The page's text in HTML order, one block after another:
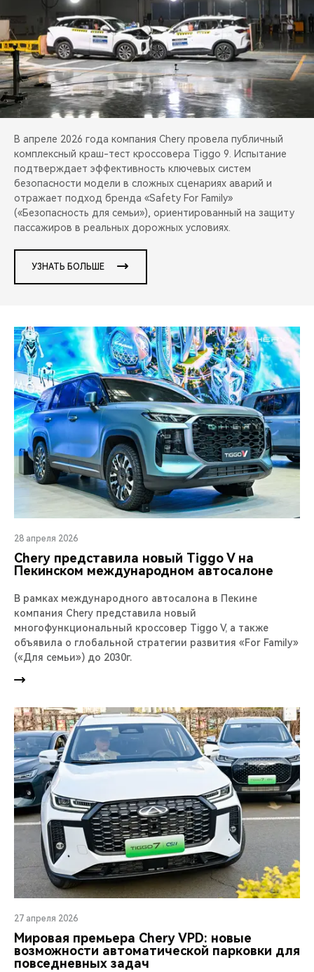
CHERY И СПОРТ
НАШИ МЕРОПРИЯТИЯ
ВИДЕООБЗОРЫ
CHERY ДЛЯ ДЕТЕЙ
В апреле 2026 года компания Chery провела публичный
комплексный краш-тест кроссовера Tiggo 9. Испытание
подтверждает эффективность ключевых систем
безопасности модели в сложных сценариях аварий и
отражает подход бренда «Safety For Family»
(«Безопасность для семьи»), ориентированный на защиту
пассажиров в реальных дорожных условиях.
УЗНАТЬ БОЛЬШЕ
28 апреля 2026
Chery представила новый Tiggo V на
Пекинском международном автосалоне
В рамках международного автосалона в Пекине
компания Chery представила новый
многофункциональный кроссовер Tiggo V, а также
объявила о глобальной стратегии развития «For Family»
(«Для семьи») до 2030г.
27 апреля 2026
Мировая премьера Chery VPD: новые
возможности автоматической парковки для
повседневных задач